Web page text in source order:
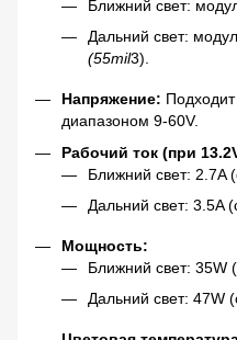
Ближний свет:
Дальний свет:
(55mil3).
Напряжение:
диапазоном 9-60V.
Рабочий ток (при
Ближний свет: 2.7A
Дальний свет: 3.5A
Мощность:
Ближний свет: 35W
Дальний свет: 47W